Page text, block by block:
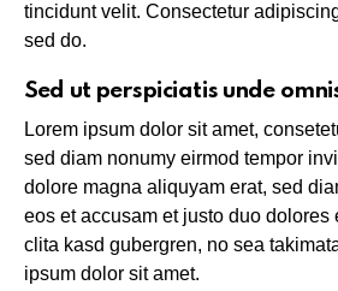
tincidunt velit. Consectetur
sed do.
Sed ut perspiciatis unde
Lorem ipsum dolor sit amet,
sed diam nonumy eirmod tempor
dolore magna aliquyam erat, sed
eos et accusam et justo duo dolores
clita kasd gubergren, no sea
ipsum dolor sit amet.